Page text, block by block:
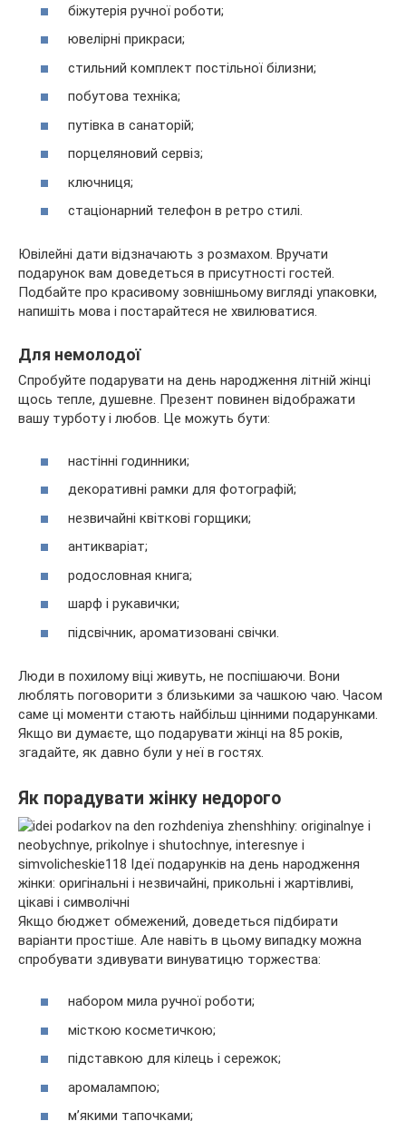
біжутерія ручної роботи;
ювелірні прикраси;
стильний комплект постільної білизни;
побутова техніка;
путівка в санаторій;
порцеляновий сервіз;
ключниця;
стаціонарний телефон в ретро стилі.
Ювілейні дати відзначають з розмахом. Вручати
подарунок вам доведеться в присутності гостей.
Подбайте про красивому зовнішньому вигляді упаковки,
напишіть мова і постарайтеся не хвилюватися.
Для немолодої
Спробуйте подарувати на день народження літній жінці
щось тепле, душевне. Презент повинен відображати
вашу турботу і любов. Це можуть бути:
настінні годинники;
декоративні рамки для фотографій;
незвичайні квіткові горщики;
антикваріат;
родословная книга;
шарф і рукавички;
підсвічник, ароматизовані свічки.
Люди в похилому віці живуть, не поспішаючи. Вони
люблять поговорити з близькими за чашкою чаю. Часом
саме ці моменти стають найбільш цінними подарунками.
Якщо ви думаєте, що подарувати жінці на 85 років,
згадайте, як давно були у неї в гостях.
Як порадувати жінку недорого
Якщо бюджет обмежений, доведеться підбирати
варіанти простіше. Але навіть в цьому випадку можна
спробувати здивувати винуватицю торжества:
набором мила ручної роботи;
місткою косметичкою;
підставкою для кілець і сережок;
аромалампою;
м’якими тапочками;